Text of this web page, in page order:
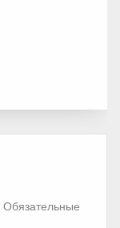
Обязательные